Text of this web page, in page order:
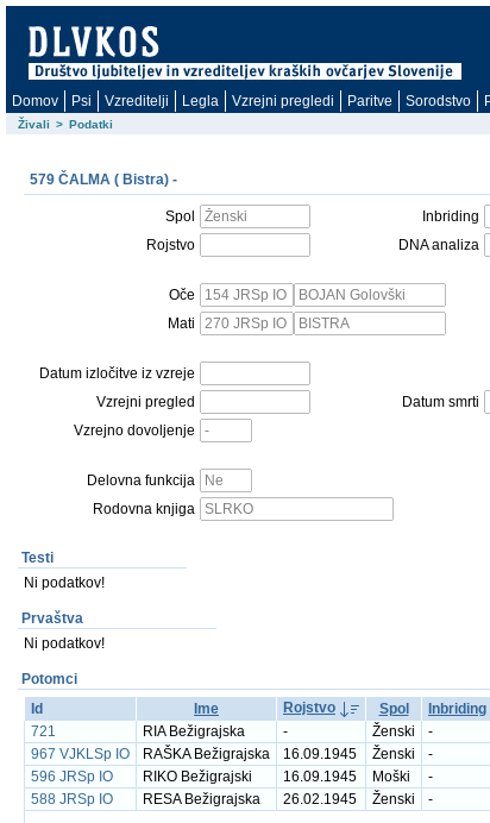
Domov Psi Vzreditelji Legla Vzrejni pregledi Paritve Sorodstvo
Živali > Podatki
579 ČALMA ( Bistra) -
Spol
Inbriding
Rojstvo
DNA analiza
Oče
Mati
Datum izločitve iz vzreje
Vzrejni pregled
Datum smrti
Vzrejno dovoljenje
Delovna funkcija
Rodovna knjiga
Testi
Ni podatkov!
Prvaštva
Ni podatkov!
Potomci
Id
Ime Rojstvo Spol Inbriding
721
RIA Bežigrajska - Ženski -
967 VJKLSp IO
RAŠKA Bežigrajska 16.09.1945 Ženski -
596 JRSp IO
RIKO Bežigrajski 16.09.1945 Moški -
588 JRSp IO
RESA Bežigrajska 26.02.1945 Ženski -